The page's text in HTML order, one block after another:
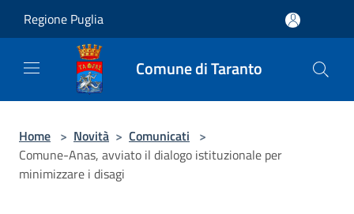
Regione Puglia
Comune di Taranto
Home > Novità > Comunicati >
Comune-Anas, avviato il dialogo istituzionale per
minimizzare i disagi